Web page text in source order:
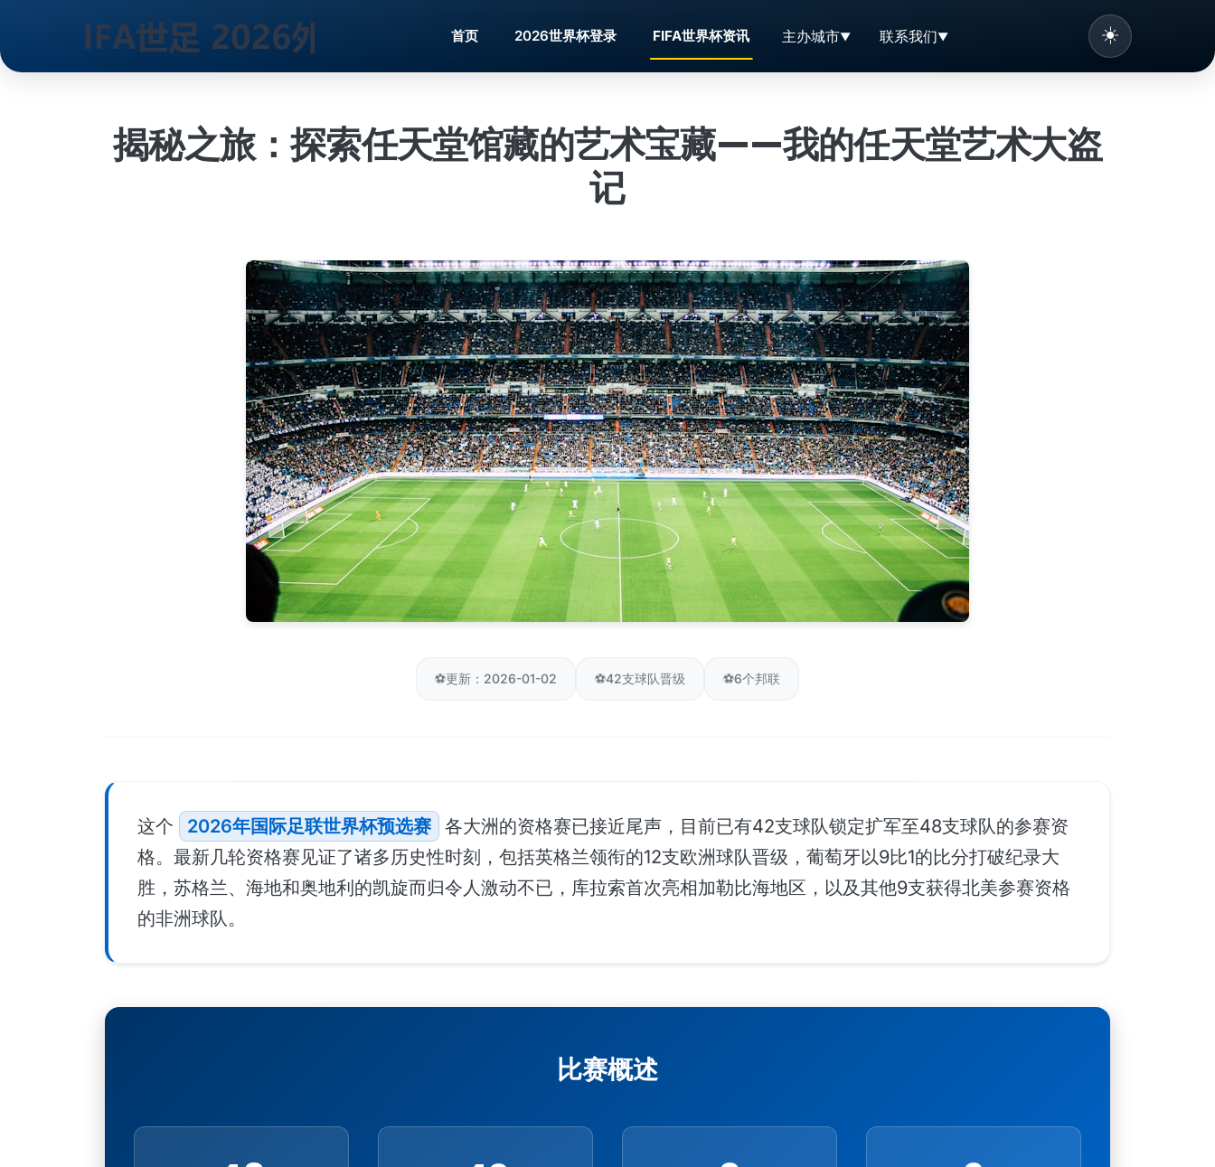
跳
首页 2026世界杯登录 FIFA世界杯资讯 主办城市 联系我们 ☀️
揭秘之旅：探索任天堂馆藏的艺术宝藏——我的任天堂艺术大盗
记
⚽更新：2026-01-02 ⚽42支球队晋级 ⚽6个邦联
这个 2026年国际足联世界杯预选赛
各大洲的资格赛已接近尾声，目前已有42支球队锁定扩军至48支球队的参赛资
格。最新几轮资格赛见证了诸多历史性时刻，包括英格兰领衔的12支欧洲球队晋级，葡萄牙以9比1的比分打破纪录大
胜，苏格兰、海地和奥地利的凯旋而归令人激动不已，库拉索首次亮相加勒比海地区，以及其他9支获得北美参赛资格
的非洲球队。
比赛概述